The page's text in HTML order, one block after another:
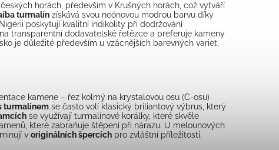
horách, především v Krušných horách, což vytváří
turmalín získává svou neónovou modrou barvu díky
poskytují kvalitní indikolity při dodržování
transparentní dodavatelské řetězce a preferuje kameny
je důležité především u vzácnějších barevných variet,
kamene – řez kolmý na krystalovou osu (C-osu)
turmalínem se často volí klasický briliantový výbrus, který
se využívají turmalínové korálky, které skvěle
které zabraňuje štěpení při nárazu. U melounových
v originálních špercích pro zvláštní příležitosti.